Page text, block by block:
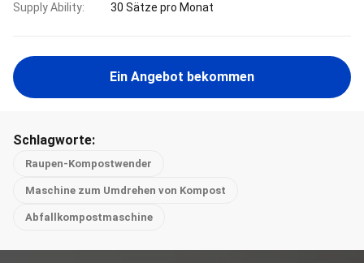
Supply Ability: 30 Sätze pro Monat
Ein Angebot bekommen
Schlagworte:
Raupen-Kompostwender
Maschine zum Umdrehen von Kompost
Abfallkompostmaschine